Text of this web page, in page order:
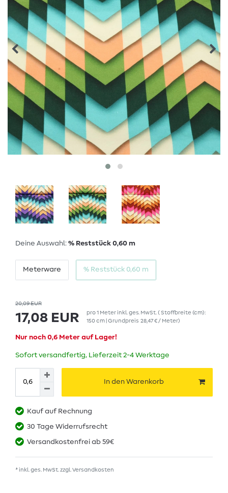
Deine Auswahl: % Reststück 0,60 m
Meterware % Reststück 0,60 m
20,09 EUR
17,08 EUR pro1 Meterinkl. ges. MwSt. ( Stoffbreite (cm):
150 cm | Grundpreis 28,47 € / Meter)
Nur noch 0,6 Meter auf Lager!
Sofort versandfertig, Lieferzeit 2-4 Werktage
In den Warenkorb
Kauf auf Rechnung
30 Tage Widerrufsrecht
Versandkostenfrei ab 59€
* inkl. ges. MwSt. zzgl. Versandkosten